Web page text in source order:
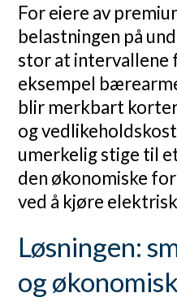
For eiere av
belastningen på
stor at intervallene
eksempel
blir merkbart
og
umerkelig stige til
den økonomiske
ved å kjøre
Løsningen:
og